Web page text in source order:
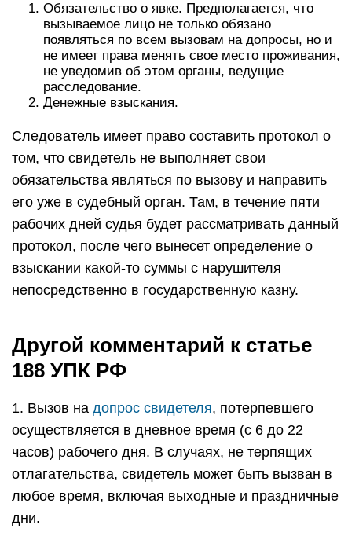
Обязательство о явке. Предполагается, что
вызываемое лицо не только обязано
появляться по всем вызовам на допросы, но и
не имеет права менять свое место проживания,
не уведомив об этом органы, ведущие
расследование.
Денежные взыскания.
Следователь имеет право составить протокол о
том, что свидетель не выполняет свои
обязательства являться по вызову и направить
его уже в судебный орган. Там, в течение пяти
рабочих дней судья будет рассматривать данный
протокол, после чего вынесет определение о
взыскании какой-то суммы с нарушителя
непосредственно в государственную казну.
Другой комментарий к статье
188 УПК РФ
1. Вызов на допрос свидетеля, потерпевшего
осуществляется в дневное время (с 6 до 22
часов) рабочего дня. В случаях, не терпящих
отлагательства, свидетель может быть вызван в
любое время, включая выходные и праздничные
дни.